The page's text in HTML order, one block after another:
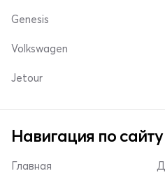
Genesis
Volkswagen
Jetour
Навигация по
Главная